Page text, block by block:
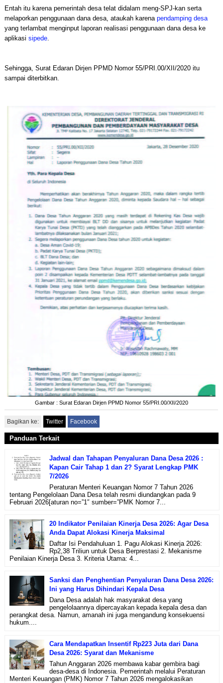
Entah itu karena pemerintah desa telat didalam meng-SPJ-kan serta
melaporkan penggunaan dana desa, ataukah karena pendamping desa
yang terlambat menginput laporan realisasi penggunaan dana desa ke
aplikasi sipede.
Sehingga, Surat Edaran Dirjen PPMD Nomor 55/PRI.00/XII/2020 itu
sampai diterbitkan.
Gambar : Surat Edaran Dirjen PPMD Nomor 55/PRI.00/XII/2020
Bagikan ke: Twitter Facebook
Panduan Terkait
Jadwal dan Tahapan Penyaluran Dana Desa 2026 :
Kapan Cair Tahap 1 dan 2? Syarat Lengkap PMK
7/2026
Peraturan Menteri Keuangan Nomor 7 Tahun 2026
tentang Pengelolaan Dana Desa telah resmi diundangkan pada 9
Februari 2026[aturan no=”1″ sumber=”PMK Nomor 7...
20 Indikator Penilaian Kinerja Desa 2026: Agar Desa
Anda Dapat Alokasi Kinerja Maksimal
Daftar Isi Pendahuluan 1. Pagu Alokasi Kinerja 2026:
Rp2,38 Triliun untuk Desa Berprestasi 2. Mekanisme
Penilaian Kinerja Desa 3. Kriteria Utama: 4...
Sanksi dan Penghentian Penyaluran Dana Desa 2026:
Ini yang Harus Dihindari Kepala Desa
Dana Desa adalah hak masyarakat desa yang
pengelolaannya dipercayakan kepada kepala desa dan
perangkat desa. Namun, amanah ini juga mengandung konsekuensi
hukum....
Cara Mendapatkan Insentif Rp223 Juta dari Dana
Desa 2026: Syarat dan Mekanisme
Tahun Anggaran 2026 membawa kabar gembira bagi
desa-desa di Indonesia. Pemerintah melalui Peraturan
Menteri Keuangan (PMK) Nomor 7 Tahun 2026 mengalokasikan